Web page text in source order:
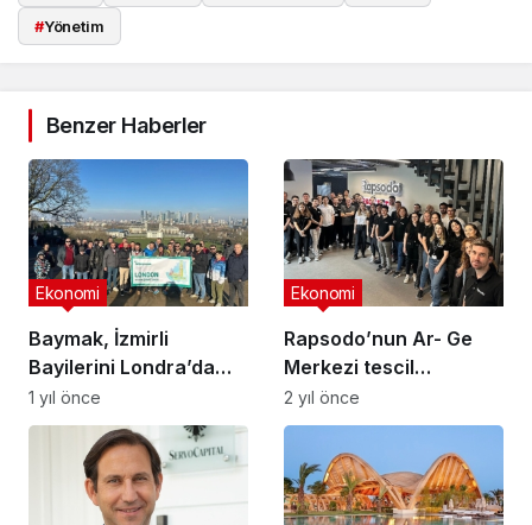
#Yönetim
Benzer Haberler
Baymak, İzmirli
Bayilerini Londra’da
Ağırladı
Ekonomi
1 yıl önce
Rapsodo’nun Ar- Ge
Merkezi tescil
başvurusu, Sanayi ve
Teknoloji Bakanlığı
tarafından onaylandı…
Ekonomi
2 yıl önce